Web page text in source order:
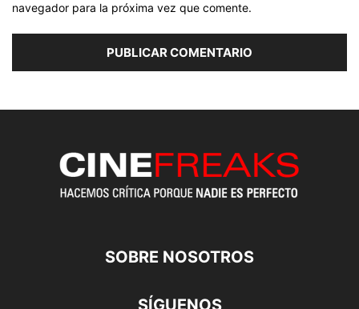
navegador para la próxima vez que comente.
SOBRE NOSOTROS